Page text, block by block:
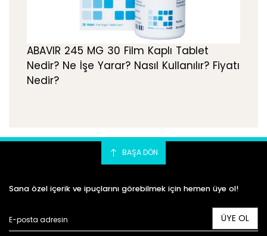
ABAVIR 245 MG 30 Film Kaplı Tablet
Nedir? Ne İşe Yarar? Nasıl Kullanılır? Fiyatı
Nedir?
BAŞA DÖN
Sana özel içerik ve ipuçlarını görebilmek için hemen üye ol!
ÜYE OL